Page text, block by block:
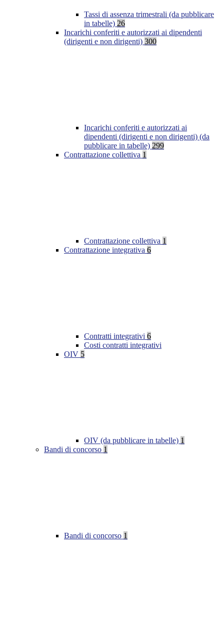
Tassi di assenza trimestrali (da pubblicare
in tabelle) 26
Incarichi conferiti e autorizzati ai dipendenti
(dirigenti e non dirigenti) 300
Incarichi conferiti e autorizzati ai
dipendenti (dirigenti e non dirigenti) (da
pubblicare in tabelle) 299
Contrattazione collettiva 1
Contrattazione collettiva 1
Contrattazione integrativa 6
Contratti integrativi 6
Costi contratti integrativi
OIV 5
OIV (da pubblicare in tabelle) 1
Bandi di concorso 1
Bandi di concorso 1